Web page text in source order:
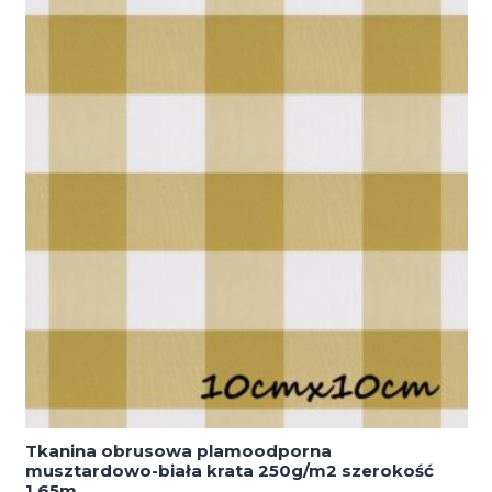
1,6m
Tkanina obrusowa plamoodporna
musztardowo-biała krata 250g/m2 szerokość